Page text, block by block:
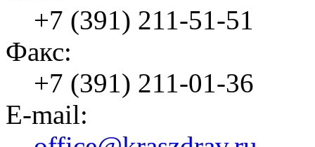
+7 (391) 211-51-51
Факс:
+7 (391) 211-01-36
E-mail: